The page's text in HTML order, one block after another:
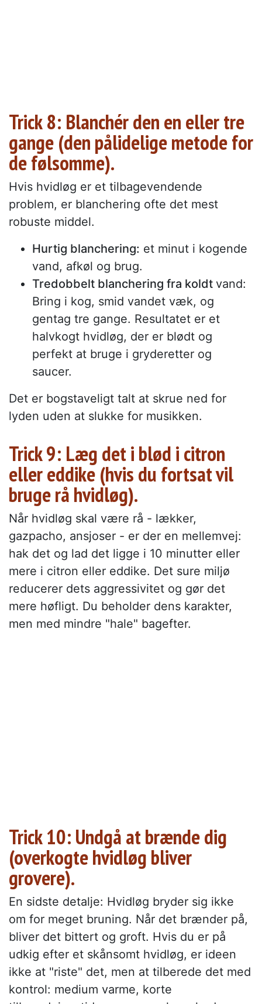
Trick 8: Blanchér den en eller tre
gange (den pålidelige metode for
de følsomme).
Hvis hvidløg er et tilbagevendende
problem, er blanchering ofte det mest
robuste middel.
Hurtig blanchering: et minut i kogende
vand, afkøl og brug.
Tredobbelt blanchering fra koldt vand:
Bring i kog, smid vandet væk, og
gentag tre gange. Resultatet er et
halvkogt hvidløg, der er blødt og
perfekt at bruge i gryderetter og
saucer.
Det er bogstaveligt talt at skrue ned for
lyden uden at slukke for musikken.
Trick 9: Læg det i blød i citron
eller eddike (hvis du fortsat vil
bruge rå hvidløg).
Når hvidløg skal være rå - lækker,
gazpacho, ansjoser - er der en mellemvej:
hak det og lad det ligge i 10 minutter eller
mere i citron eller eddike. Det sure miljø
reducerer dets aggressivitet og gør det
mere høfligt. Du beholder dens karakter,
men med mindre "hale" bagefter.
Trick 10: Undgå at brænde dig
(overkogte hvidløg bliver
grovere).
En sidste detalje: Hvidløg bryder sig ikke
om for meget bruning. Når det brænder på,
bliver det bittert og groft. Hvis du er på
udkig efter et skånsomt hvidløg, er ideen
ikke at "riste" det, men at tilberede det med
kontrol: medium varme, korte